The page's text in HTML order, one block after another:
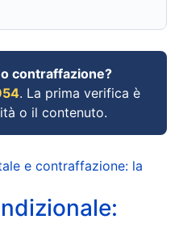
contraffazione?
. La prima verifica è
o il contenuto.
e contraffazione: la